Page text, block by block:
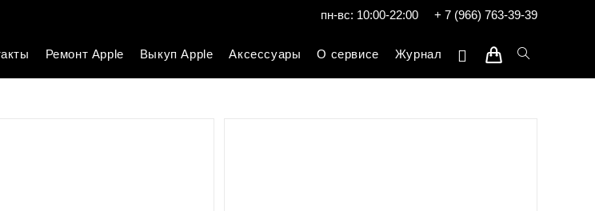
пн-вс: 10:00-22:00 + 7 (966) 763-39-39
Ремонт Apple Выкуп Apple Аксессуары О сервисе Журнал